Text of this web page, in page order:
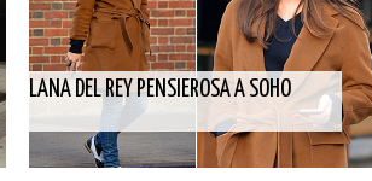
LANA DEL REY PENSIEROSA A SOHO